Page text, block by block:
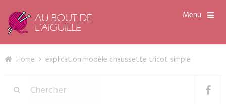
Menu
Home explication modèle chaussette tricot simple